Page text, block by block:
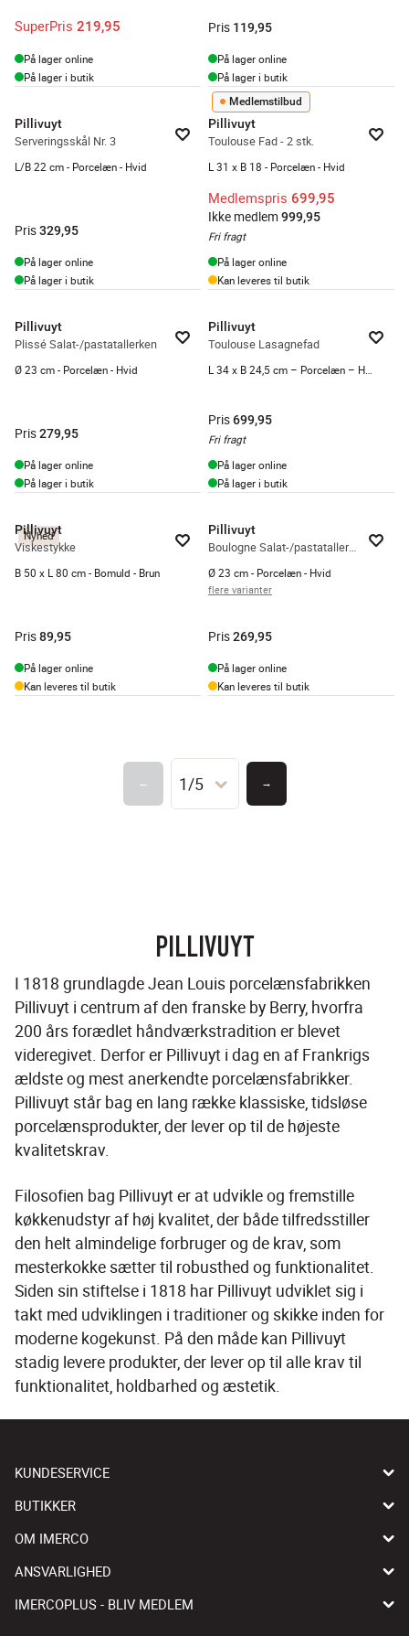
SuperPris 219,95
På lager online
På lager i butik
Pris 119,95
På lager online
På lager i butik
Pillivuyt
Serveringsskål Nr. 3
L/B 22 cm - Porcelæn - Hvid
Pris329,95
På lager online
På lager i butik
Medlemstilbud
Pillivuyt
Toulouse Fad - 2 stk.
L 31 x B 18 - Porcelæn - Hvid
Medlemspris 699,95
Ikke medlem 999,95
Fri fragt
På lager online
Kan leveres til butik
Pillivuyt
Plissé Salat-/pastatallerken
Ø 23 cm - Porcelæn - Hvid
Pris279,95
På lager online
På lager i butik
Pillivuyt
Toulouse Lasagnefad
Pris699,95
Fri fragt
På lager online
På lager i butik
Nyhed
Pillivuyt
Viskestykke
B 50 x L 80 cm - Bomuld - Brun
Pris89,95
På lager online
Kan leveres til butik
Pillivuyt
Boulogne Salat-/pastatallerken
Ø 23 cm - Porcelæn - Hvid
flere varianter
Pris269,95
På lager online
Kan leveres til butik
← 1/5 →
PILLIVUYT
I 1818 grundlagde Jean Louis porcelænsfabrikken
Pillivuyt i centrum af den franske by Berry, hvorfra
200 års forædlet håndværkstradition er blevet
videregivet. Derfor er Pillivuyt i dag en af Frankrigs
ældste og mest anerkendte porcelænsfabrikker.
Pillivuyt står bag en lang række klassiske, tidsløse
porcelænsprodukter, der lever op til de højeste
kvalitetskrav.
Filosofien bag Pillivuyt er at udvikle og fremstille
køkkenudstyr af høj kvalitet, der både tilfredsstiller
den helt almindelige forbruger og de krav, som
mesterkokke sætter til robusthed og funktionalitet.
Siden sin stiftelse i 1818 har Pillivuyt udviklet sig i
takt med udviklingen i traditioner og skikke inden for
moderne kogekunst. På den måde kan Pillivuyt
stadig levere produkter, der lever op til alle krav til
funktionalitet, holdbarhed og æstetik.
KUNDESERVICE
BUTIKKER
OM IMERCO
ANSVARLIGHED
IMERCOPLUS - BLIV MEDLEM